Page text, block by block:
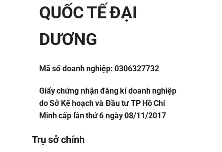
QUỐC TẾ ĐẠI
DƯƠNG
Mã số doanh nghiệp: 0306327732
Giấy chứng nhận đăng kí doanh nghiệp
do Sở Kế hoạch và Đầu tư TP Hồ Chí
Minh cấp lần thứ 6 ngày 08/11/2017
Trụ sở chính